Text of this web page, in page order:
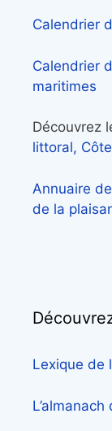
Calendrier
Calendrier
maritimes
Découvrez
littoral,
Annuaire
de la
Lexique de